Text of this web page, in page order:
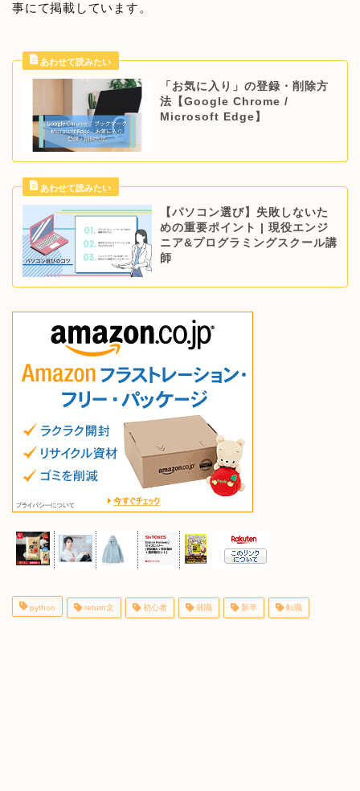
事にて掲載しています。
「お気に入り」の登録・削除方
法【Google Chrome /
Microsoft Edge】
【パソコン選び】失敗しないた
めの重要ポイント | 現役エンジ
ニア&プログラミングスクール講
師
python return文 初心者 就職 新卒 転職